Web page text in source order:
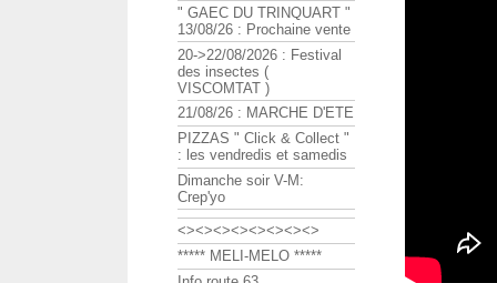
" GAEC DU TRINQUART "
13/08/26 : Prochaine vente
20->22/08/2026 : Festival
des insectes (
VISCOMTAT )
21/08/26 : MARCHE D'ETE
PIZZAS " Click & Collect "
: les vendredis et samedis
Dimanche soir V-M:
Crep'yo
<><><><><><><><>
***** MELI-MELO *****